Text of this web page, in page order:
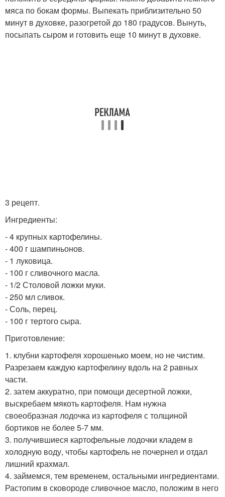
мяса по бокам формы. Выпекать приблизительно 50
минут в духовке, разогретой до 180 градусов. Вынуть,
посыпать сыром и готовить еще 10 минут в духовке.
3 рецепт.
Ингредиенты:
- 4 крупных картофелины.
- 400 г шампиньонов.
- 1 луковица.
- 100 г сливочного масла.
- 1/2 Столовой ложки муки.
- 250 мл сливок.
- Соль, перец.
- 100 г тертого сыра.
Приготовление:
1. клубни картофеля хорошенько моем, но не чистим.
Разрезаем каждую картофелину вдоль на 2 равных
части.
2. затем аккуратно, при помощи десертной ложки,
выскребаем мякоть картофеля. Нам нужна
своеобразная лодочка из картофеля с толщиной
бортиков не более 5-7 мм.
3. получившиеся картофельные лодочки кладем в
холодную воду, чтобы картофель не почернел и отдал
лишний крахмал.
4. займемся, тем временем, остальными ингредиентами.
Растопим в сковороде сливочное масло, положим в него